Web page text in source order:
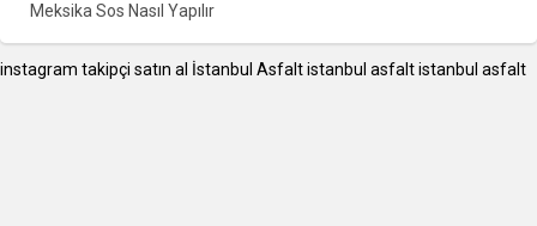
Meksika Sos Nasıl Yapılır
instagram takipçi satın al İstanbul Asfaltistanbul asfaltistanbul asfalt